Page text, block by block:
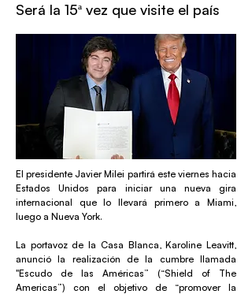
Será la 15ª vez que visite el país
El presidente Javier Milei partirá este viernes hacia
Estados Unidos para iniciar una nueva gira
internacional que lo llevará primero a Miami,
luego a Nueva York.
La portavoz de la Casa Blanca, Karoline Leavitt,
anunció la realización de la cumbre llamada
"Escudo de las Américas” (“Shield of The
Americas”) con el objetivo de “promover la